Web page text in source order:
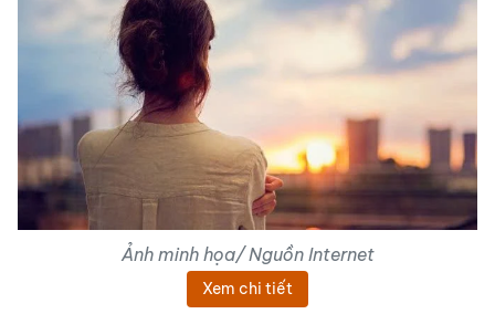
Ảnh minh họa/ Nguồn Internet
Xem chi tiết